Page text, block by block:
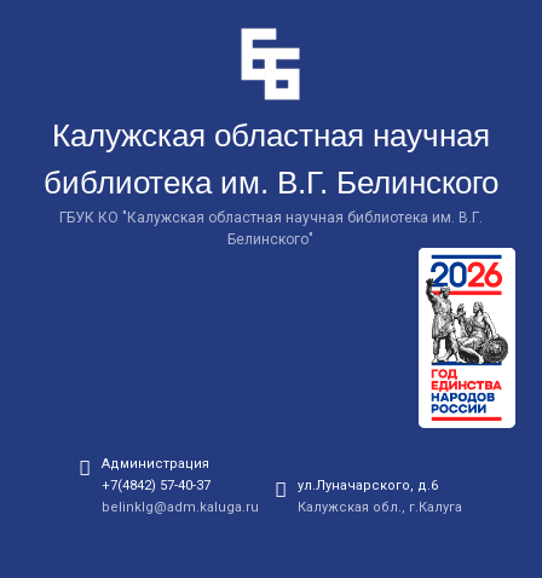
Калужская областная научная
библиотека им. В.Г. Белинского
ГБУК КО "Калужская областная научная библиотека им. В.Г.
Белинского"
Администрация
+7(4842) 57-40-37
belinklg@adm.kaluga.ru
ул.Луначарского, д.6
Калужская обл., г.Калуга